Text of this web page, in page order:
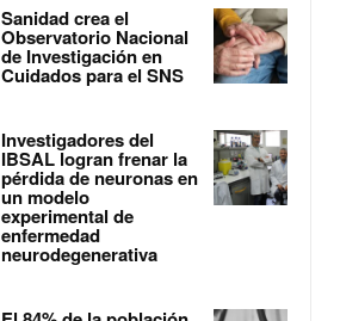
Sanidad crea el
Observatorio Nacional
de Investigación en
Cuidados para el SNS
Investigadores del
IBSAL logran frenar la
pérdida de neuronas en
un modelo
experimental de
enfermedad
neurodegenerativa